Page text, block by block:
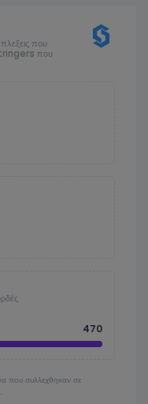
που
που
470
που συλλεχθηκαν σε